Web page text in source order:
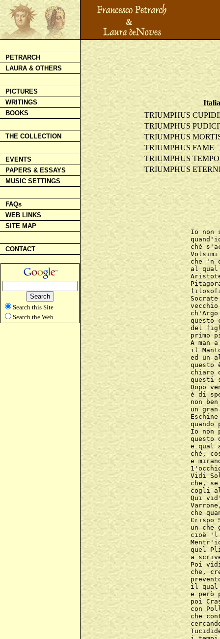
PETRARCH
LAURA & OTHERS
PICTURES
WRITINGS
BOOKS
THE COLLECTION
EVENTS
PAPERS & ESSAYS
MUSIC SETTINGS
FAQs
WEB LINKS
SITE MAP
CONTACT
Search this Site
Search the Web
TRIUMPHUS
TRIUMPHUS
TRIUMPHUS
TRIUMPHUS FAME
TRIUMPHUS
TRIUMPHUS
Io non
ché
Volsimi
che 'n
al qual
del
primo
A man
il
ed un
questo
chiaro
questi
Dopo
è di
non
un
Io non
questo
e qual
ché,
e
Vidi
che,
cogli
Qui
che
Crispo
un
cioè 'l
quel
a
Poi
che,
il qual
e però
poi
con
che